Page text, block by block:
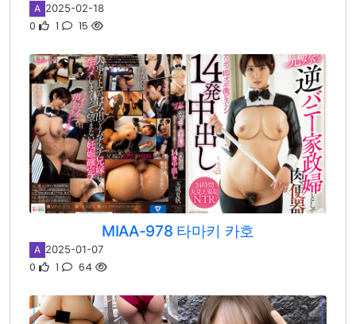
A 2025-02-18
0 1 15
MIAA-978 타마키 카호
A 2025-01-07
0 1 64